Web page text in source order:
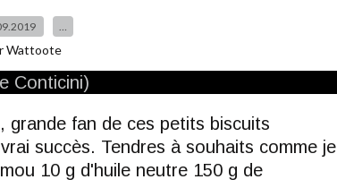
…
Wattoote
grande fan de ces petits biscuits
succès. Tendres à souhaits comme je
10 g d'huile neutre 150 g de